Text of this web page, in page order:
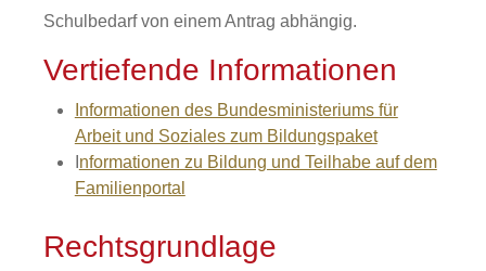
Schulbedarf von einem Antrag abhängig.
Vertiefende Informationen
Informationen des Bundesministeriums für
Arbeit und Soziales zum Bildungspaket
nformationen zu Bildung und Teilhabe auf dem
Familienportal
Rechtsgrundlage